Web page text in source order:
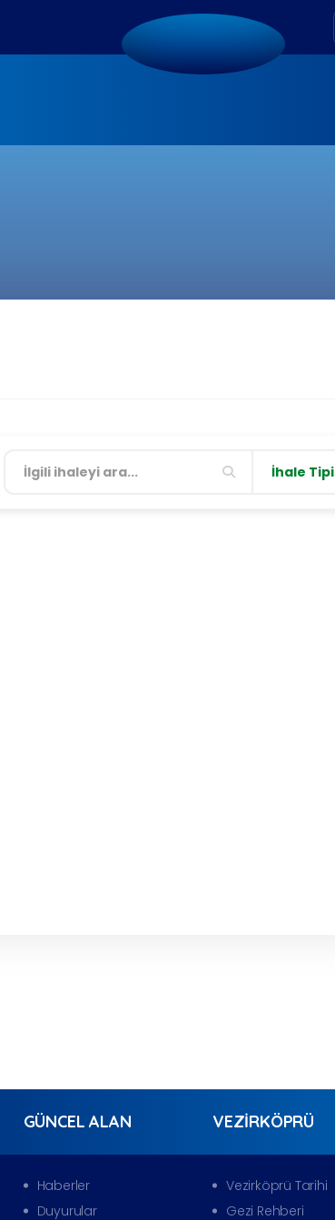
İhale Tipi
GÜNCEL ALAN
Haberler
Duyurular
VEZIRKÖPRÜ
Vezirköprü Tarihi
Gezi Rehberi